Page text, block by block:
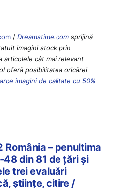
/ Dreamstime.com sprijină
imagini stock prin
articolele cât mai relevant
oferă posibilitatea oricărei
imagini de calitate cu 50%
România – penultima
48 din 81 de țări și
trei evaluări
științe, citire /